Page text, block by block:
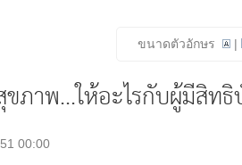
ขนาดตัวอักษร |
ภาพ...ให้อะไรกับผู้มีสิท
00:00